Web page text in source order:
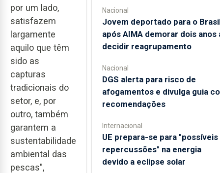
por um lado,
satisfazem
largamente
aquilo que têm
sido as
capturas
tradicionais do
setor, e, por
outro, também
garantem a
sustentabilidade
ambiental das
pescas",
Nacional
Jovem deportado para o
após AIMA demorar dois anos
decidir reagrupamento
Nacional
DGS alerta para risco de
afogamentos e divulga guia
recomendações
Internacional
UE prepara-se para "possíveis
repercussões" na energia
devido a eclipse solar